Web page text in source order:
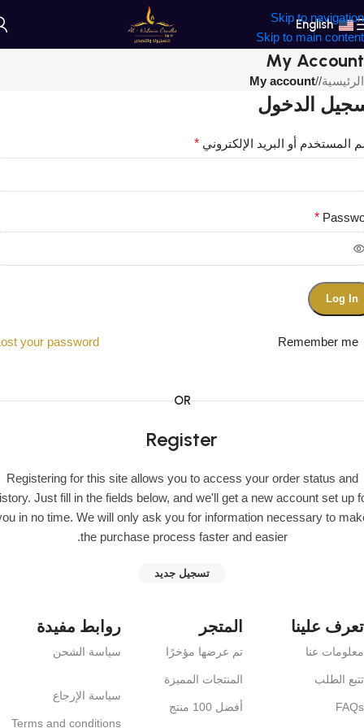
Skip to navigation
Skip to main content
English
My Account
الرئيسية/
My account
الدخول
المستخدم أو البريد الإلكتروني *
*
Log In
your password? Remember me
OR
Register
Registering for this site allows you to access your order status and
Just fill in the fields below, and we'll get a new account set up
in no time. We will only ask you for information necessary to
the purchase process faster and easier.
تسجيل جديد
تعرف علينا
معلومات عنا
تتبع الطلب
FAQs
المتجر
تم عرضها مؤخرًا
المنتجات المميزة
أفضل 100 منتج
روابط مفيدة
سياسة الشحن
سياسة الإرجاع
Terms and conditions